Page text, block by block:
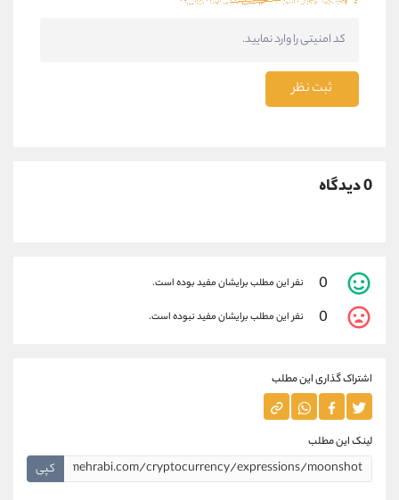
ثبت نظر
0 دیدگاه
0 نفر این مطلب برایشان مفید بوده است.
0 نفر این مطلب برایشان مفید نبوده است.
اشتراک گذاری این مطلب
لینک این مطلب
کپی